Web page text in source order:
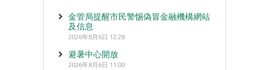
金管局提醒市民警惕偽冒金融機構網站
及信息
2026年8月6日 12:28
避暑中心開放
2026年8月6日 11:00